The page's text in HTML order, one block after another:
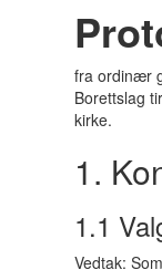
fra ordinær
Borettslag
kirke.
1.
1.1
Vedtak: